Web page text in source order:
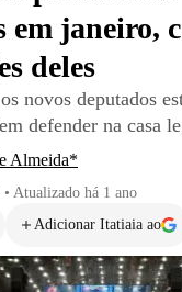
em janeiro,
deles
novos deputados
defender na casa
Almeida*
• Atualizado há 1 ano
Adicionar Itatiaia ao